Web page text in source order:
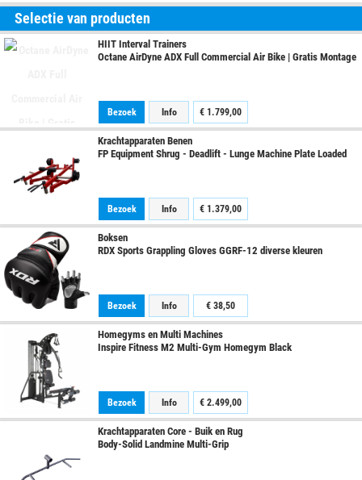
Selectie van producten
HIIT Interval Trainers
Octane AirDyne ADX Full Commercial Air Bike | Gratis Montage
Bezoek Info € 1.799,00
Krachtapparaten Benen
FP Equipment Shrug - Deadlift - Lunge Machine Plate Loaded
Bezoek Info € 1.379,00
Boksen
RDX Sports Grappling Gloves GGRF-12 diverse kleuren
Bezoek Info € 38,50
Homegyms en Multi Machines
Inspire Fitness M2 Multi-Gym Homegym Black
Bezoek Info € 2.499,00
Krachtapparaten Core - Buik en Rug
Body-Solid Landmine Multi-Grip